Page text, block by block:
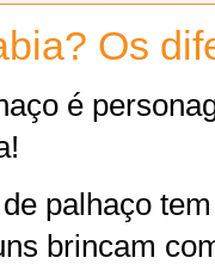
Os
é
palhaço
brincam